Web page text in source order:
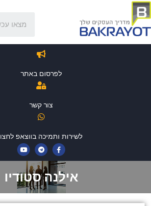
לפרסום באתר
צור קשר
לשירות ותמיכה בווצאפ לחצו
אילנה סטודיו